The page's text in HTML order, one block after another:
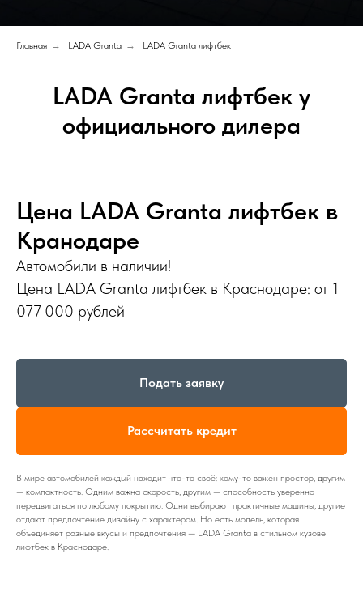
Главная → LADA Granta → LADA Granta лифтбек
LADA Granta лифтбек у
официального дилера
Цена LADA Granta лифтбек в
Кранодаре
Автомобили в наличии!
Цена LADA Granta лифтбек в Краснодаре: от 1
077 000 рублей
Подать заявку
Рассчитать кредит
В мире автомобилей каждый находит что-то своё: кому-то важен простор, другим
— компактность. Одним важна скорость, другим — способность уверенно
передвигаться по любому покрытию. Одни выбирают практичные машины, другие
отдают предпочтение дизайну с характером. Но есть модель, которая
объединяет разные вкусы и предпочтения — LADA Granta в стильном кузове
лифтбек в Краснодаре.